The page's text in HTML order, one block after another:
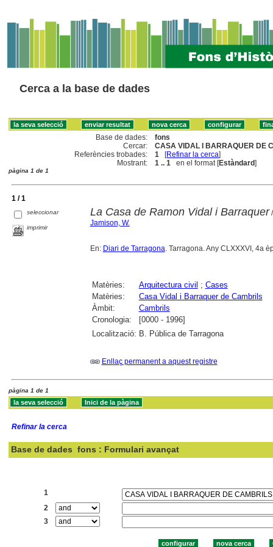
Cerca a la base de dades
Base de dades:
fons
Cercar:
CASA VIDAL I BARRAQUER DE
Referències trobades:
1 [Refinar la cerca]
Mostrant:
1 .. 1 en el format [Estàndard]
pàgina 1 de 1
1 / 1
seleccionar
imprimir
La Casa de Ramon Vidal i Barraquer/
Jamison, W.
En: Diari de Tarragona. Tarragona. Any CLXXXVI, 4a
Matèries: Arquitectura civil ; Cases
Matèries:
Casa Vidal i Barraquer de Cambrils
Àmbit:
Cambrils
Cronologia:
[0000 - 1996]
Localització: B. Pública de Tarragona
Enllaç permanent a aquest registre
pàgina 1 de 1
Refinar la cerca
Base de dades fons : Formulari avançat
1
2
3